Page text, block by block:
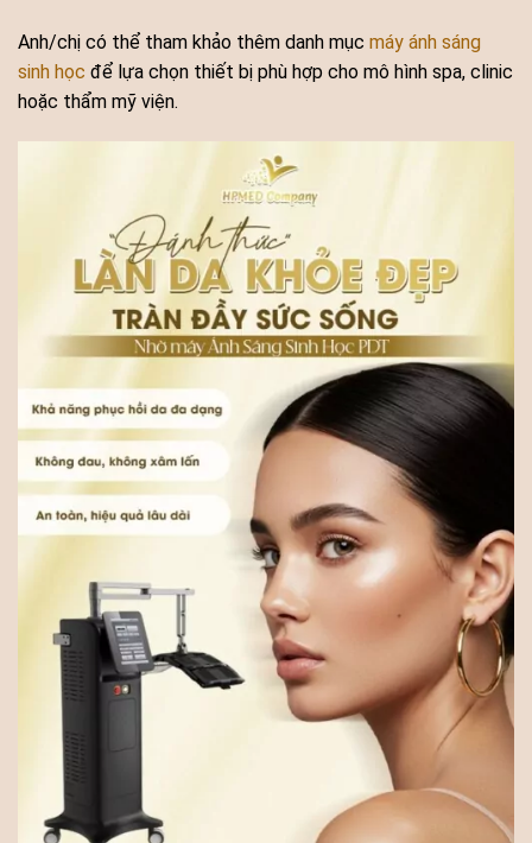
Anh/chị có thể tham khảo thêm danh mục máy ánh sáng
sinh học để lựa chọn thiết bị phù hợp cho mô hình spa, clinic
hoặc thẩm mỹ viện.